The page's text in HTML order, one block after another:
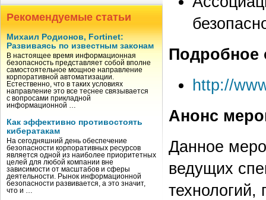
Рекомендуемые статьи
Михаил Родионов, Fortinet:
Развиваясь по известным законам
В настоящее время информационная
безопасность представляет собой вполне
самостоятельное мощное направление
корпоративной автоматизации.
Естественно, что в таких условиях
направление это все теснее связывается
с вопросами прикладной
информационной …
Как эффективно противостоять
кибератакам
На сегодняшний день обеспечение
безопасности корпоративных ресурсов
является одной из наиболее приоритетных
целей для любой компании вне
зависимости от масштабов и сферы
деятельности. Рынок информационной
безопасности развивается, а это значит,
что и …
Подробное
http://
Анонс
Данное
ведущих
технологий,